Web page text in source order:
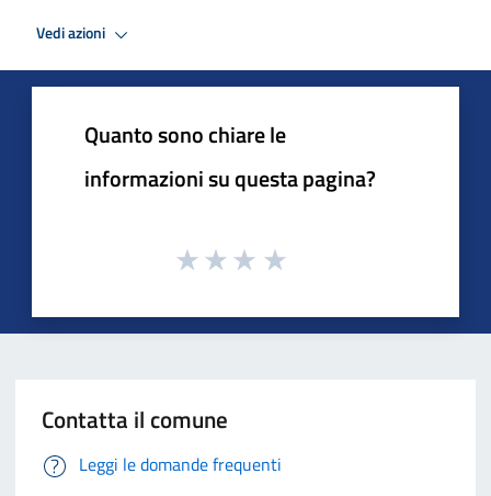
Vedi azioni
Quanto sono chiare le
informazioni su questa pagina?
Contatta il comune
Leggi le domande frequenti